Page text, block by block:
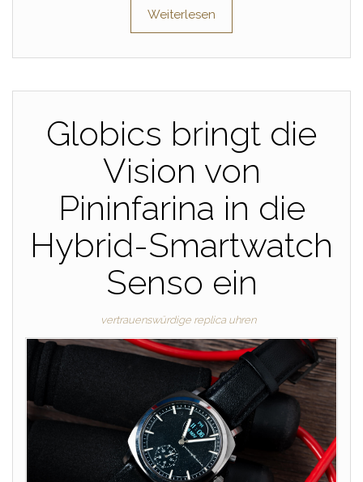
Weiterlesen
Globics bringt die
Vision von
Pininfarina in die
Hybrid-Smartwatch
Senso ein
vertrauenswürdige replica uhren